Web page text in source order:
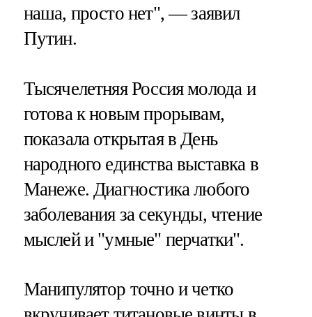
наша, просто нет", — заявил
Путин.
Тысячелетняя Россия молода и
готова к новым прорывам,
показала открытая в День
народного единства выставка в
Манеже. Диагностика любого
заболевания за секунды, чтение
мыслей и "умные" перчатки".
Манипулятор точно и четко